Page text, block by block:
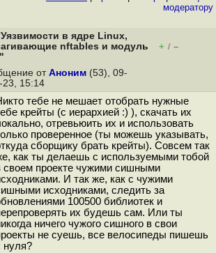
модератору
в ядре Linux,
nftables и модуль
+ / –
от Аноним (53), 09-
15:14
тебе не мешает отобрать нужные
крейты (с иерархией :) ), скачать их
отревьюить их и использовать
проверенное (ты можешь указывать,
сборщику брать крейты). Совсем так
как ты делаешь с используемыми тобой
своем проекте чужими сишными
И так же, как с чужими
исходниками, следить за
100500 библиотек и
их будешь сам. Или ты
ничего чужого сишного в свои
не суешь, все велосипеды пишешь
нуля?